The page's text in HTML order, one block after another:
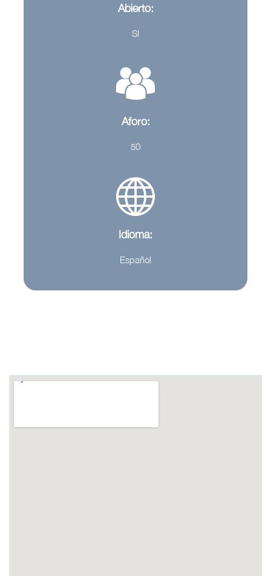
Abierto:
SI
Aforo:
50
Idioma:
Español